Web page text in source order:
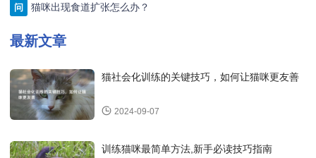
问 猫咪出现食道扩张怎么办？
最新文章
猫社会化训练的关键技巧，如何让猫咪更友善
2024-09-07
训练猫咪最简单方法,新手必读技巧指南